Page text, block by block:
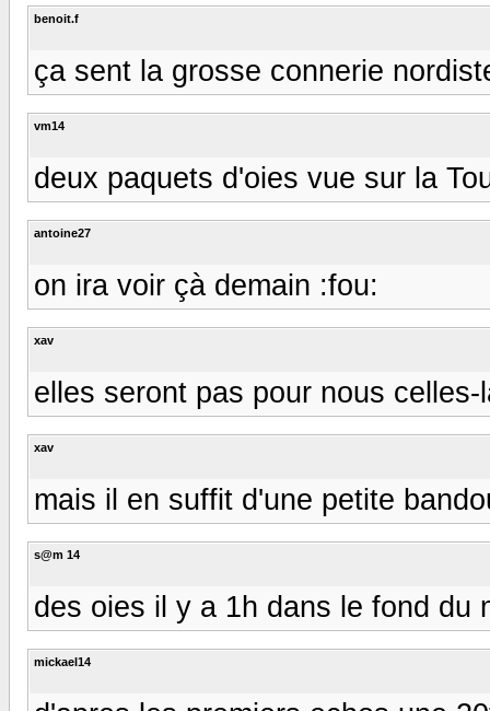
benoit.f
ça sent la grosse connerie
vm14
deux paquets d'oies vue sur la
antoine27
on ira voir çà demain :fou:
xav
elles seront pas pour nous
xav
mais il en suffit d'une petite
s@m 14
des oies il y a 1h dans le fond du
mickael14